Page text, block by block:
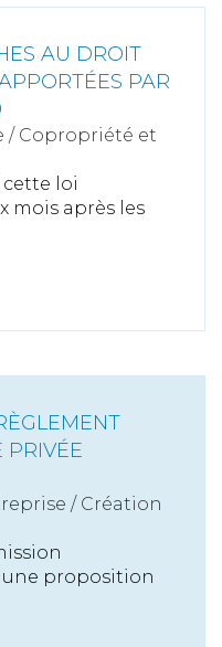
AU DROIT
PAR
/ Copropriété et
cette loi
mois après les
PRIVÉE
/ Création
proposition